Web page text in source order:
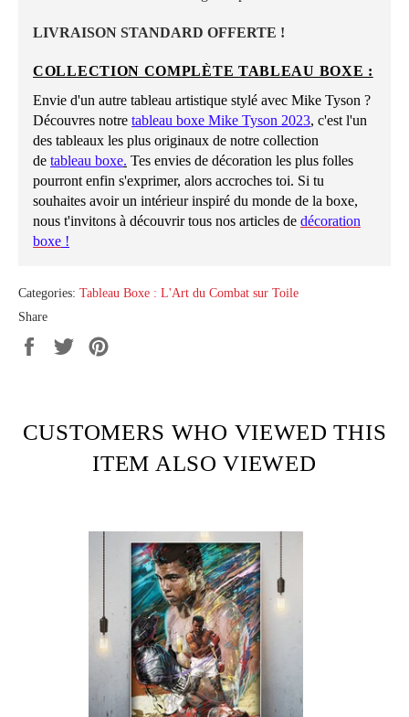
LIVRAISON STANDARD OFFERTE !
COLLECTION COMPLÈTE TABLEAU BOXE :
Envie d'un autre tableau artistique stylé avec Mike Tyson ?
Découvres notre tableau boxe Mike Tyson 2023, c'est l'un
des tableaux les plus originaux de notre collection
de tableau boxe. Tes envies de décoration les plus folles
pourront enfin s'exprimer, alors accroches toi. Si tu
souhaites avoir un intérieur inspiré du monde de la boxe,
nous t'invitons à découvrir tous nos articles de décoration
boxe !
Categories: Tableau Boxe : L'Art du Combat sur Toile
Share
Share
Tweet
CUSTOMERS WHO VIEWED THIS
ITEM ALSO VIEWED